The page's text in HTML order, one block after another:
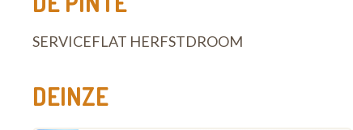
SERVICEFLAT HERFSTDROOM
DEINZE